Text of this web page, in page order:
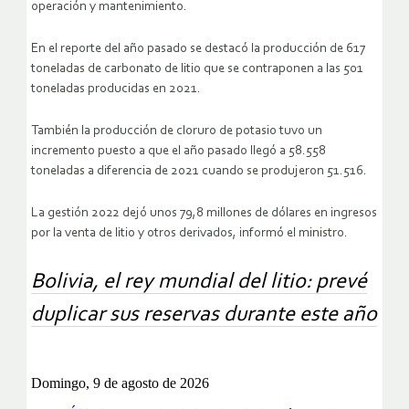
operación y mantenimiento.
En el reporte del año pasado se destacó la producción de 617
toneladas de carbonato de litio que se contraponen a las 501
toneladas producidas en 2021.
También la producción de cloruro de potasio tuvo un
incremento puesto a que el año pasado llegó a 58.558
toneladas a diferencia de 2021 cuando se produjeron 51.516.
La gestión 2022 dejó unos 79,8 millones de dólares en ingresos
por la venta de litio y otros derivados, informó el ministro.
Bolivia, el rey mundial del litio: prevé
duplicar sus reservas durante este año